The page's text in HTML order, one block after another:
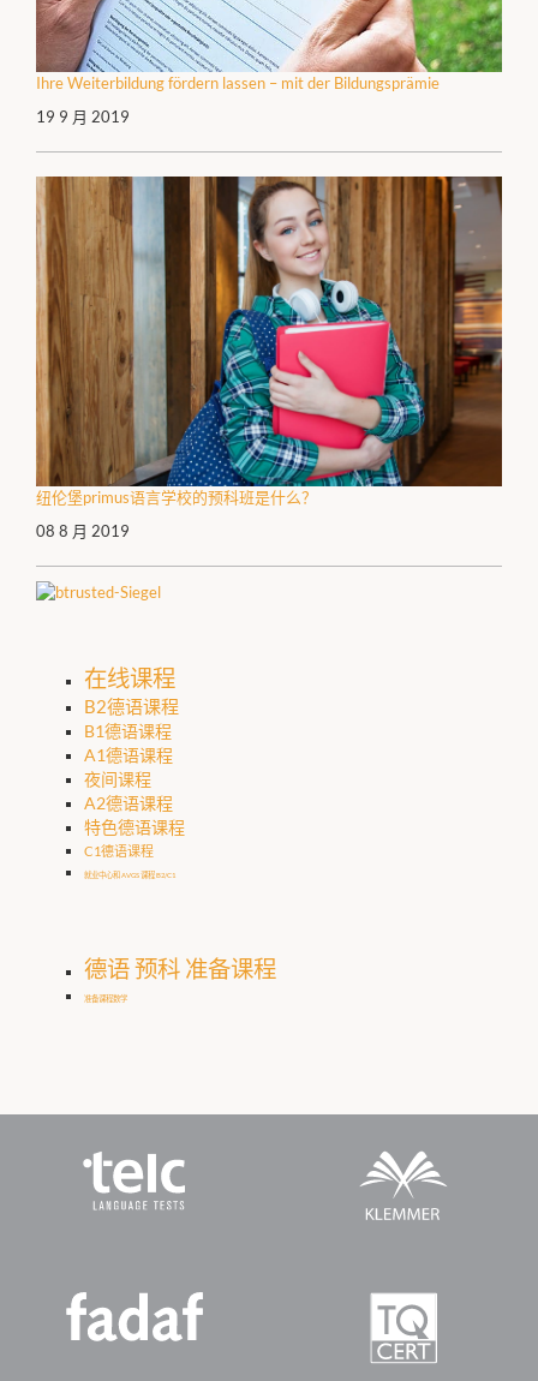
Ihre Weiterbildung fördern lassen – mit der Bildungsprämie
19 9 月 2019
纽伦堡primus语言学校的预科班是什么？
08 8 月 2019
在线课程
B2德语课程
B1德语课程
A1德语课程
夜间课程
A2德语课程
特色德语课程
C1德语课程
就业中心和 AVGS 课程 B2/C1
德语 预科 准备课程
准备课程数学